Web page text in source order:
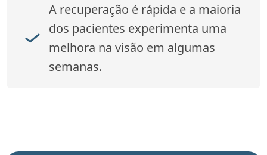
A recuperação é rápida e a maioria
dos pacientes experimenta uma
melhora na visão em algumas
semanas.